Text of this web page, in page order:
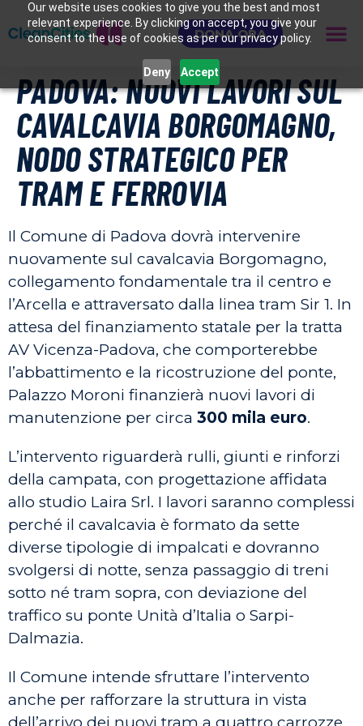
Our website uses cookies to give you the best and most
relevant experience. By clicking on accept, you give your
consent to the use of cookies as per our privacy policy.
Deny Accept
DONA ORA
PADOVA: NUOVI LAVORI SUL
CAVALCAVIA BORGOMAGNO,
NODO STRATEGICO PER
TRAM E FERROVIA
Il Comune di Padova dovrà intervenire
nuovamente sul cavalcavia Borgomagno,
collegamento fondamentale tra il centro e
l’Arcella e attraversato dalla linea tram Sir 1. In
attesa del finanziamento statale per la tratta
AV Vicenza-Padova, che comporterebbe
l’abbattimento e la ricostruzione del ponte,
Palazzo Moroni finanzierà nuovi lavori di
manutenzione per circa 300 mila euro.
L’intervento riguarderà rulli, giunti e rinforzi
della campata, con progettazione affidata
allo studio Laira Srl. I lavori saranno complessi
perché il cavalcavia è formato da sette
diverse tipologie di impalcati e dovranno
svolgersi di notte, senza passaggio di treni
sotto né tram sopra, con deviazione del
traffico su ponte Unità d’Italia o Sarpi-
Dalmazia.
Il Comune intende sfruttare l’intervento
anche per rafforzare la struttura in vista